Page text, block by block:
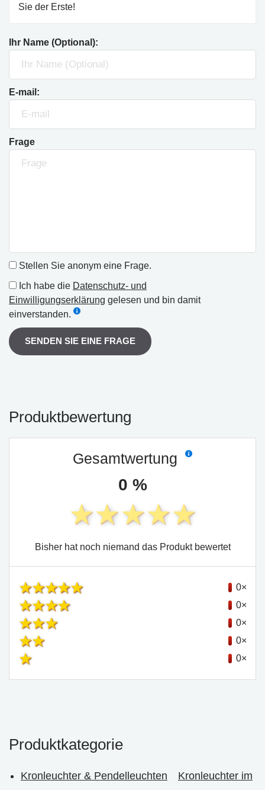
Sie der Erste!
Ihr Name (Optional):
E-mail:
Frage
Stellen Sie anonym eine Frage.
Ich habe die Datenschutz- und
Einwilligungserklärung gelesen und bin damit
einverstanden.
SENDEN SIE EINE FRAGE
Produktbewertung
Gesamtwertung
0 %
Bisher hat noch niemand das Produkt bewertet
0×
0×
0×
0×
0×
Produktkategorie
Kronleuchter & Pendelleuchten
Kronleuchter im